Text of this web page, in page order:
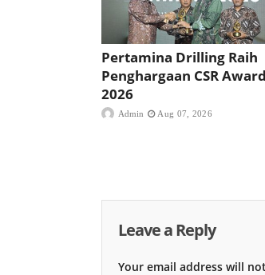
Pertamina Drilling Raih
Penghargaan CSR Award
2026
Admin Aug 07, 2026
Leave a Reply
Your email address will